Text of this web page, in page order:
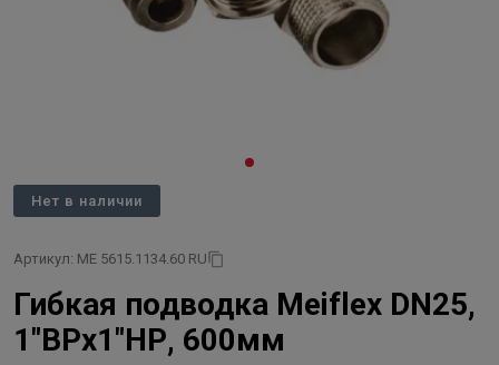
Нет в наличии
Артикул: ME 5615.1134.60 RU
Гибкая подводка Meiflex DN25,
1"ВРх1"НР, 600мм